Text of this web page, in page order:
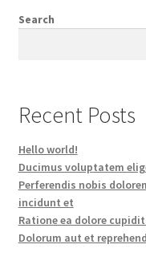
Search
Recent Posts
Hello world!
Ducimus voluptatem
Perferendis nobis
incidunt et
Ratione ea dolore
Dolorum aut et